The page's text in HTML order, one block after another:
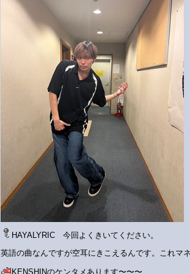
HAYALYRIC 今回よくきいてください。
英語の曲なんですが空耳にきこえるんです。これマ
KENSHINのケンタメあります〜〜〜